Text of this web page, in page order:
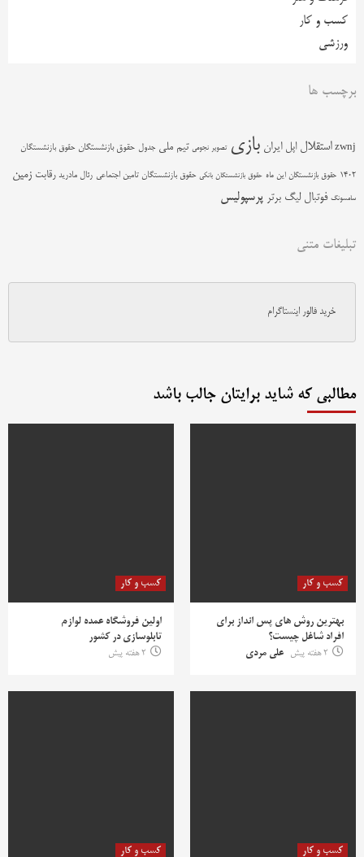
کسب و کار
ورزشی
برچسب ها
zwnj استقلال اپل ایران بازی تصویر نجومی تیم ملی جدول حقوق بازنشستگان حقوق بازنشستگان
1402 حقوق بازنشستگان این ماه حقوق بازنشستگان بانکی حقوق بازنشستگان تامین اجتماعی رئال مادرید رقابت زمین
سامسونگ فوتبال لیگ برتر پرسپولیس
تبلیغات متنی
خرید فالور اینستاگرام
مطالبی که شاید برایتان جالب باشد
کسب و کار
بهترین روش‌ های پس‌ انداز برای
افراد شاغل چیست؟
2 هفته پیش
علی مردی
کسب و کار
اولین فروشگاه عمده لوازم
تابلوسازی در کشور
2 هفته پیش
کسب و کار کسب و کار